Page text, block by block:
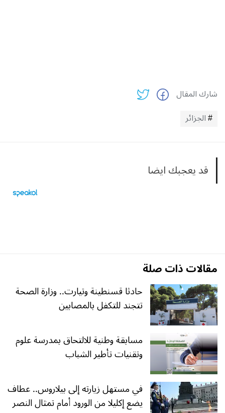
شارك المقال
الجزائر
قد يعجبك ايضا
مقالات ذات صلة
حادثا قسنطينة وتيارت.. وزارة الصحة
تتجند للتكفل بالمصابين
مسابقة وطنية للالتحاق بمدرسة علوم
وتقنيات تأطير الشباب
في مستهل زيارته إلى بيلاروس.. عطاف
يضع إكليلا من الورود أمام تمثال النصر